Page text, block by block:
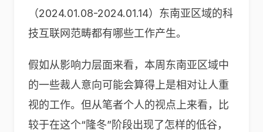
（2024.01.08-2024.01.14）东南亚区域的科
技互联网范畴都有哪些工作产生。
假如从影响力层面来看，本周东南亚区域中
的一些裁人意向可能会算得上是相对让人重
视的工作。但从笔者个人的视点上来看，比
较于在这个“隆冬”阶段出现了怎样的低谷，